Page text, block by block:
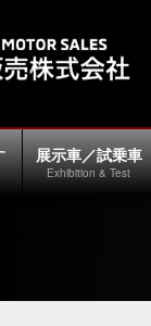
展示車／試乗車
Exhibition & Test